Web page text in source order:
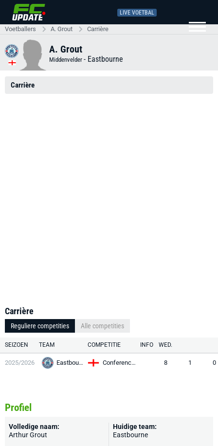
LIVE VOETBAL
Voetballers A. Grout Carrière
A. Grout
Middenvelder - Eastbourne
Carrière
Carrière
Reguliere competities Alle competities
SEIZOEN TEAM COMPETITIE INFO WED.
2025/2026 Eastbourne Conference N / S 8 1 0
Profiel
Volledige naam:
Arthur Grout
Huidige team:
Eastbourne